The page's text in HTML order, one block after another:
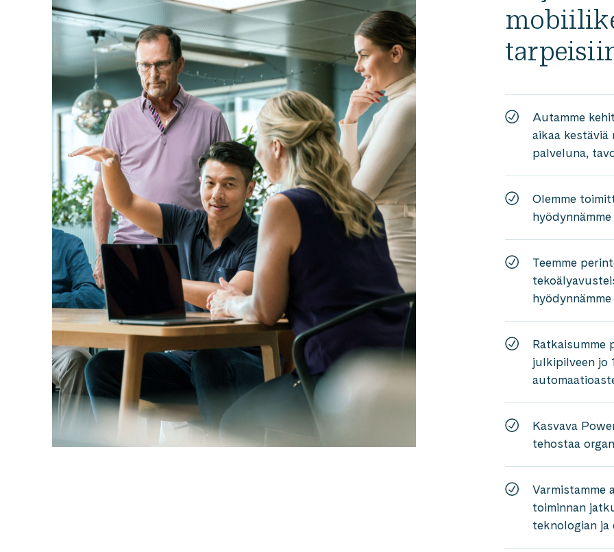
Autamme
aikaa
palveluna,
Olemme
Teemme
Ratkaisumme
julkipilveen jo
Kasvava
tehostaa
Varmistamme
toiminnan
teknologian ja